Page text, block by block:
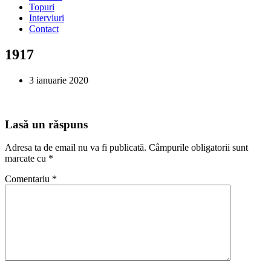
Topuri
Interviuri
Contact
1917
3 ianuarie 2020
Lasă un răspuns
Adresa ta de email nu va fi publicată. Câmpurile obligatorii sunt
marcate cu *
Comentariu *